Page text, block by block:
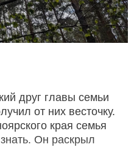
друг главы семьи
от них весточку.
края семья
Он раскрыл